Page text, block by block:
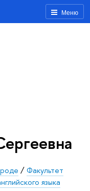
Меню
/Факультет
языка